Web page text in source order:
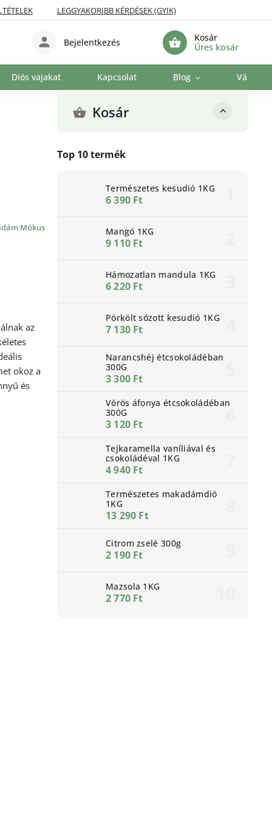
LEGGYAKORIBB KÉRDÉSEK (GYIK)
Kosár
Üres kosár
Bejelentkezés
Diós vajakat Kapcsolat Blog
Kosár
Top 10 termék
Természetes kesudió 1KG
6 390 Ft
Mangó 1KG
9 110 Ft
Hámozatlan mandula 1KG
6 220 Ft
Pörkölt sózott kesudió 1KG
7 130 Ft
Narancshéj étcsokoládéban
300G
3 300 Ft
Vörös áfonya étcsokoládéban
300G
3 120 Ft
Tejkaramella vaníliával és
csokoládéval 1KG
4 940 Ft
Természetes makadámdió
1KG
13 290 Ft
Citrom zselé 300g
2 190 Ft
Mazsola 1KG
2 770 Ft
Mókus
az
okoz a
és